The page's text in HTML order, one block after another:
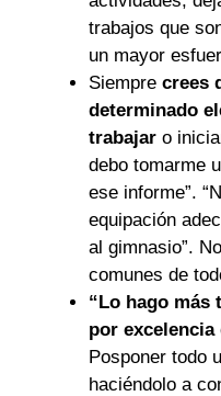
trabajos que
un mayor
Siempre crees
determinado
trabajar o
debo tomarme
ese informe”.
equipación
al gimnasio”.
comunes de
“Lo hago más
por
Posponer todo
haciéndolo a